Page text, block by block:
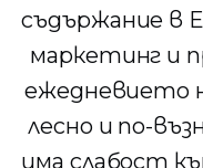
съдържание в
маркетинг и
ежедневието
лесно и по-
има слабост